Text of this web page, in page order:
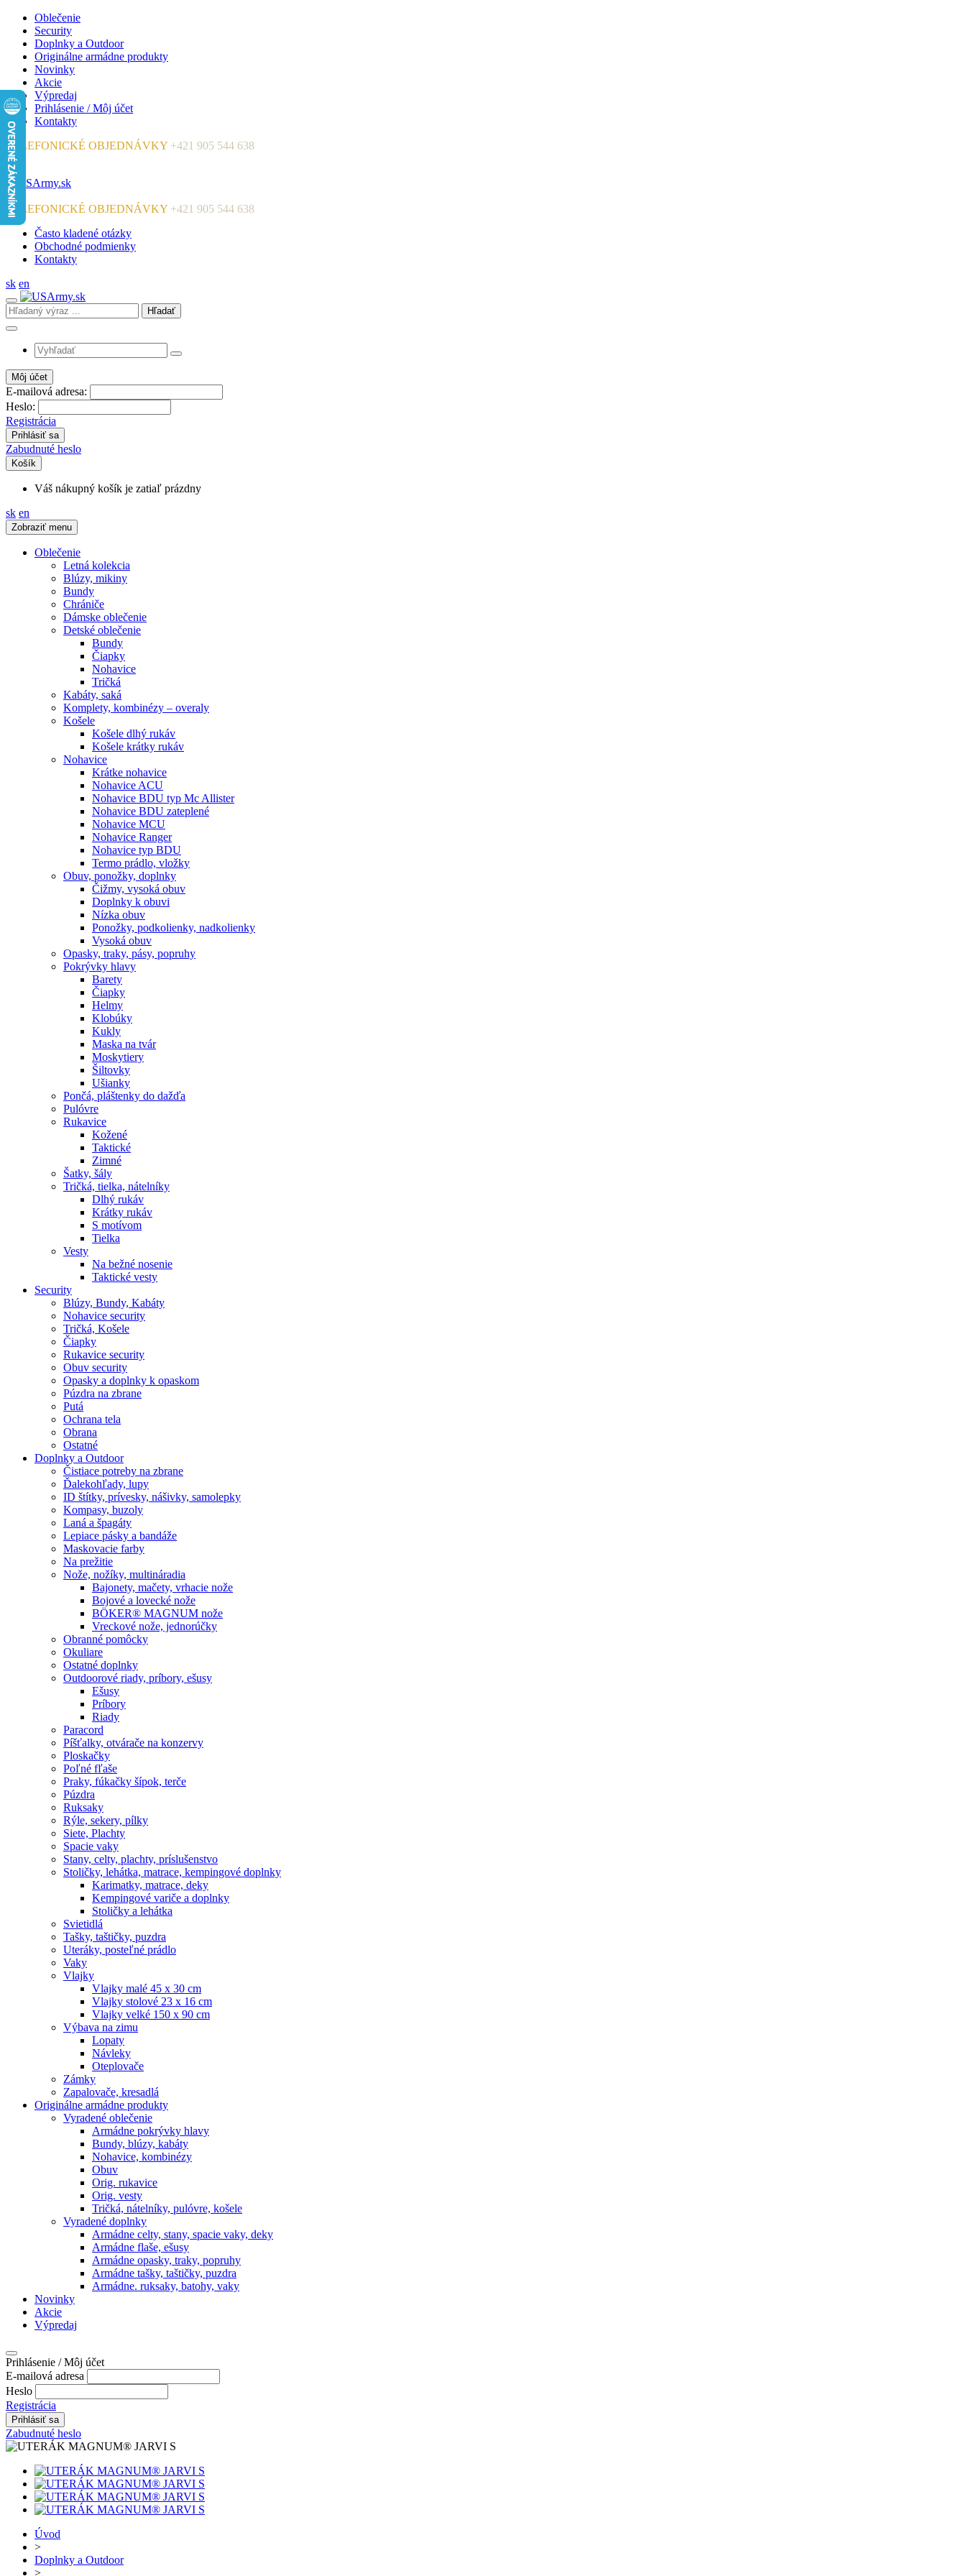
Oblečenie
Security
Doplnky a Outdoor
Originálne armádne produkty
Novinky
Akcie
Výpredaj
Prihlásenie / Môj účet
Kontakty
TELEFONICKÉ OBJEDNÁVKY +421 905 544 638
TELEFONICKÉ OBJEDNÁVKY +421 905 544 638
Často kladené otázky
Obchodné podmienky
Kontakty
sk en
Hľadať
Môj účet
E-mailová adresa:
Heslo:
Registrácia
Zabudnuté heslo
Košík
Váš nákupný košík je zatiaľ prázdny
sk en
Zobraziť menu
Oblečenie
Letná kolekcia
Blúzy, mikiny
Bundy
Chrániče
Dámske oblečenie
Detské oblečenie
Bundy
Čiapky
Nohavice
Tričká
Kabáty, saká
Komplety, kombinézy – overaly
Košele
Košele dlhý rukáv
Košele krátky rukáv
Nohavice
Krátke nohavice
Nohavice ACU
Nohavice BDU typ Mc Allister
Nohavice BDU zateplené
Nohavice MCU
Nohavice Ranger
Nohavice typ BDU
Termo prádlo, vložky
Obuv, ponožky, doplnky
Čižmy, vysoká obuv
Doplnky k obuvi
Nízka obuv
Ponožky, podkolienky, nadkolienky
Vysoká obuv
Opasky, traky, pásy, popruhy
Pokrývky hlavy
Barety
Čiapky
Helmy
Klobúky
Kukly
Maska na tvár
Moskytiery
Šiltovky
Ušianky
Pončá, pláštenky do dažďa
Pulóvre
Rukavice
Kožené
Taktické
Zimné
Šatky, šály
Tričká, tielka, nátelníky
Dlhý rukáv
Krátky rukáv
S motívom
Tielka
Vesty
Na bežné nosenie
Taktické vesty
Security
Blúzy, Bundy, Kabáty
Nohavice security
Tričká, Košele
Čiapky
Rukavice security
Obuv security
Opasky a doplnky k opaskom
Púzdra na zbrane
Putá
Ochrana tela
Obrana
Ostatné
Doplnky a Outdoor
Čistiace potreby na zbrane
Ďalekohľady, lupy
ID štítky, prívesky, nášivky, samolepky
Kompasy, buzoly
Laná a špagáty
Lepiace pásky a bandáže
Maskovacie farby
Na prežitie
Nože, nožíky, multináradia
Bajonety, mačety, vrhacie nože
Bojové a lovecké nože
BÖKER® MAGNUM nože
Vreckové nože, jednorúčky
Obranné pomôcky
Okuliare
Ostatné doplnky
Outdoorové riady, príbory, ešusy
Ešusy
Príbory
Riady
Paracord
Píšťalky, otvárače na konzervy
Ploskačky
Poľné fľaše
Praky, fúkačky šípok, terče
Púzdra
Ruksaky
Rýle, sekery, pílky
Siete, Plachty
Spacie vaky
Stany, celty, plachty, príslušenstvo
Stoličky, lehátka, matrace, kempingové doplnky
Karimatky, matrace, deky
Kempingové variče a doplnky
Stoličky a lehátka
Svietidlá
Tašky, taštičky, puzdra
Uteráky, posteľné prádlo
Vaky
Vlajky
Vlajky malé 45 x 30 cm
Vlajky stolové 23 x 16 cm
Vlajky velké 150 x 90 cm
Výbava na zimu
Lopaty
Návleky
Oteplovače
Zámky
Zapalovače, kresadlá
Originálne armádne produkty
Vyradené oblečenie
Armádne pokrývky hlavy
Bundy, blúzy, kabáty
Nohavice, kombinézy
Obuv
Orig. rukavice
Orig. vesty
Tričká, nátelníky, pulóvre, košele
Vyradené doplnky
Armádne celty, stany, spacie vaky, deky
Armádne flaše, ešusy
Armádne opasky, traky, popruhy
Armádne tašky, taštičky, puzdra
Armádne. ruksaky, batohy, vaky
Novinky
Akcie
Výpredaj
Prihlásenie / Môj účet
E-mailová adresa
Heslo
Registrácia
Zabudnuté heslo
Úvod
>
Doplnky a Outdoor
>